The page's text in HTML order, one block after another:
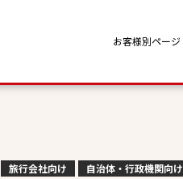
お客様別ページ
旅行会社向け
自治体・行政機関向け